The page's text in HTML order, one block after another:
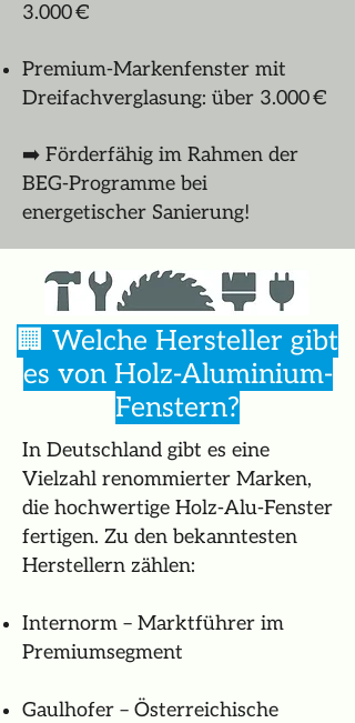
3.000 €
Premium-Markenfenster mit
Dreifachverglasung: über 3.000 €
➡️ Förderfähig im Rahmen der
BEG-Programme bei
energetischer Sanierung!
🏢 Welche Hersteller gibt
es von Holz-Aluminium-
Fenstern?
In Deutschland gibt es eine
Vielzahl renommierter Marken,
die hochwertige Holz-Alu-Fenster
fertigen. Zu den bekanntesten
Herstellern zählen:
Internorm – Marktführer im
Premiumsegment
Gaulhofer – Österreichische